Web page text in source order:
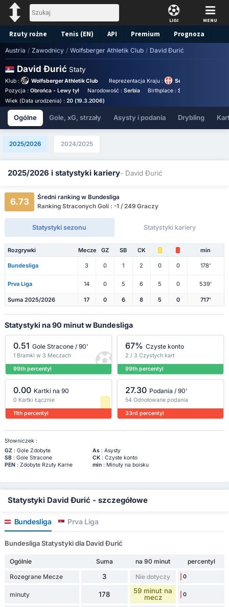
LIGI MENU
Rzuty rożne Tenis (EN) API Premium Prognoza
Austria / Zawodnicy / Wolfsberger Athletik Club / David Đurić
David Đurić Staty
Klub : Wolfsberger Athletik Club Reprezentacja Kraju :
Serbia Under 19
Pozycja : Obrońca - Lewy tył Narodowość : Serbia Birthplace :Serbia - Serbia
Wiek (Data urodzenia) : 20 (19.3.2006)
Ogólne Gole, xG, strzały Asysty i podania Drybling
2025/2026 2024/2025
2025/2026 i statystyki kariery- David Đurić
6.73
Średni ranking w Bundesliga
Ranking Straconych Goli : -1 / 249 Graczy
Statystyki sezonu Statystyki kariery
Rozgrywki Mecze GZ SB CK min
Bundesliga 3 0 1 2 0 0 178'
Prva Liga 14 0 5 6 5 0 539'
Suma 2025/2026 17 0 6 8 5 0 717'
Statystyki na 90 minut w Bundesliga
0.51 Gole Stracone / 90'
1 Bramki w 3 Meczach
99th percentyl
67% Czyste konto
2 / 3 Czystych kart
99th percentyl
0.00 Kartki na 90
0 Kartki Łącznie
11th percentyl
27.30 Podania / 90'
54 Odnotowane podania
33rd percentyl
Słowniczek :
GZ: Gole Zdobyte As: Asysty
SB: Gole Stracone CK: Czyste konto
PEN: Zdobyte Rzuty Karne min: Minuty na boisku
Statystyki David Đurić - szczegółowe
Bundesliga Prva Liga
Bundesliga Statystyki dla David Đurić
Ogólnie Suma na 90 minut
percentyl
Rozegrane Mecze
3 Nie dotyczy 0
minuty 178
59 minut na
mecz
0